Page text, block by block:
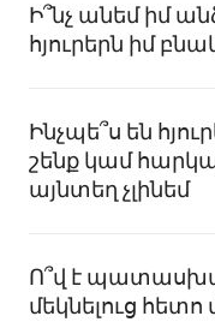
Ի՞նչ անեմ իմ
հյուրերն իմ
Ինչպե՞ս են
շենք կամ
այնտեղ չլինեմ
Ո՞վ է
մեկնելուց